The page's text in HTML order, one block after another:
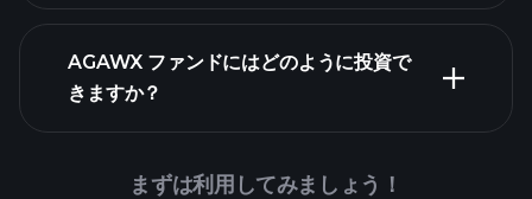
AGAWX ファンドにはどのように投資で
きますか？
まずは利用してみましょう！